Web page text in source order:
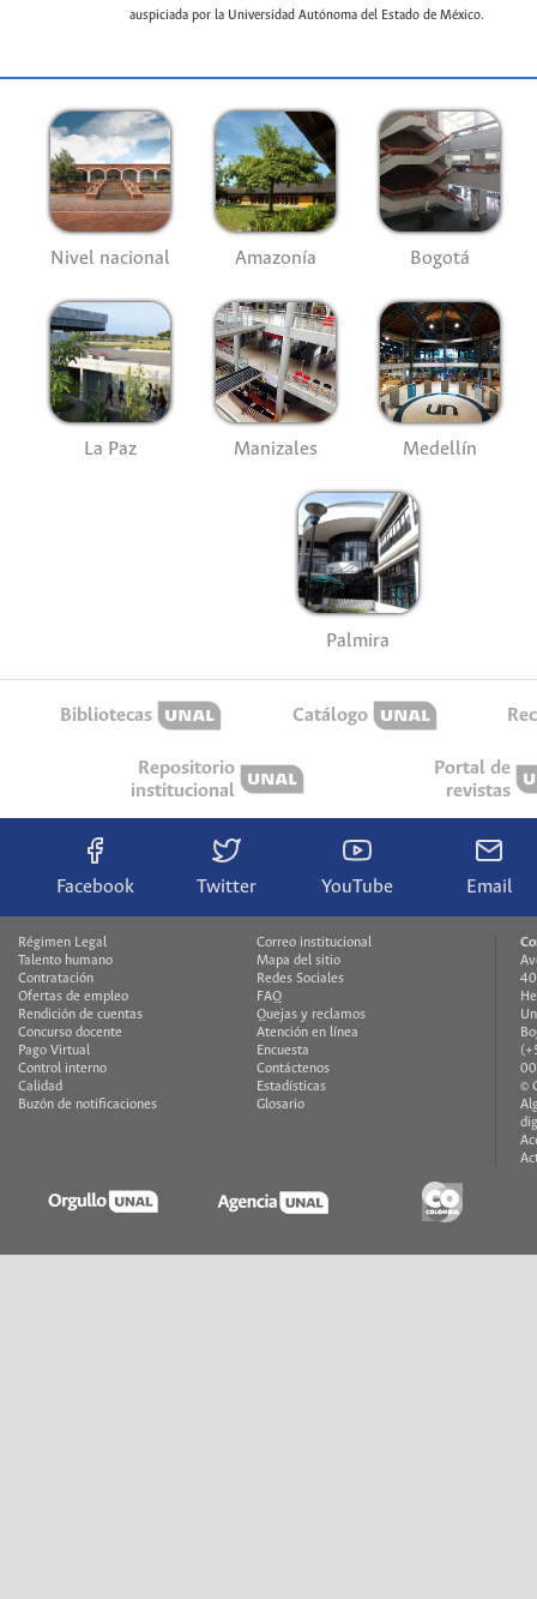
auspiciada por la Universidad Autónoma del Estado de México.
Nivel nacional Amazonía Bogotá
La Paz Manizales Medellín
Palmira
Bibliotecas Catálogo
Repositorio
institucional
Portal de
revistas
Facebook Twitter YouTube Email
Régimen Legal
Talento humano
Contratación
Ofertas de empleo
Rendición de cuentas
Concurso docente
Pago Virtual
Control interno
Calidad
Buzón de notificaciones
Correo institucional
Mapa del sitio
Redes Sociales
FAQ
Quejas y reclamos
Atención en línea
Encuesta
Contáctenos
Estadísticas
Glosario
©